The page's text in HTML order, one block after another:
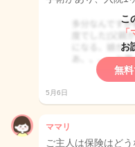
こ
「
お
無
5月6日
ママリ
ご主人は保険はど